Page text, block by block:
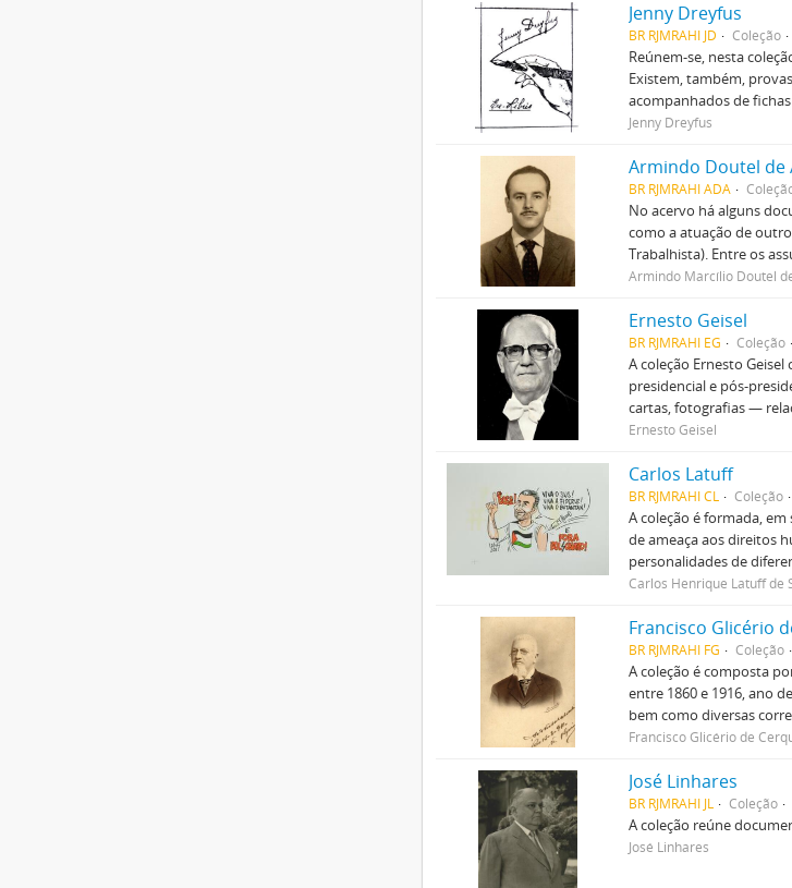
Jenny Dreyfus
BR RJMRAHI JD Coleção
Reúnem-se, nesta
Existem, também,
acompanhados de
Jenny Dreyfus
Armindo Doutel de
BR RJMRAHI ADA
No acervo há alguns
como a atuação de
Trabalhista). Entre os
Armindo Marcílio Doutel
Ernesto Geisel
BR RJMRAHI EG Coleção
A coleção Ernesto
presidencial e pós-
cartas, fotografias —
Ernesto Geisel
Carlos Latuff
BR RJMRAHI CL Coleção
A coleção é formada,
de ameaça aos direitos
personalidades de
Carlos Henrique Latuff de
Francisco Glicério
BR RJMRAHI FG Coleção
A coleção é composta
entre 1860 e 1916, ano
bem como diversas
Francisco Glicério de
José Linhares
BR RJMRAHI JL Coleção
A coleção reúne
José Linhares